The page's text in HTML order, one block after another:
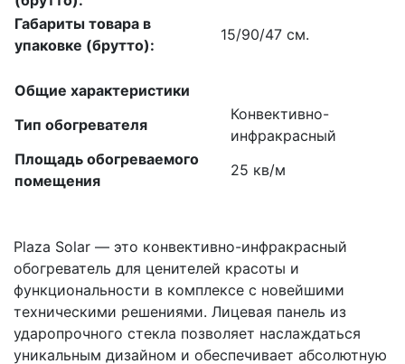
Plaza Solar — это конвективно-инфракрасный
обогреватель для ценителей красоты и
функциональности в комплексе с новейшими
техническими решениями. Лицевая панель из
ударопрочного стекла позволяет наслаждаться
уникальным дизайном и обеспечивает абсолютную
Габариты товара в
упаковке (брутто):
15/90/47 см.
Общие характеристики
Тип обогревателя
Конвективно-
инфракрасный
Площадь обогреваемого
помещения
25 кв/м